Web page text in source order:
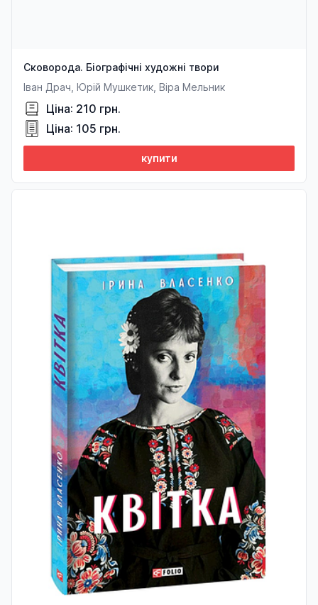
Сковорода. Біографічні художні твори
Іван Драч, Юрій Мушкетик, Віра Мельник
Ціна: 210 грн.
Ціна: 105 грн.
купити